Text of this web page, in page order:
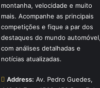
montanha, velocidade e muito
mais. Acompanhe as principais
competições e fique a par dos
destaques do mundo automóvel,
com análises detalhadas e
notícias atualizadas.
Address: Av. Pedro Guedes,